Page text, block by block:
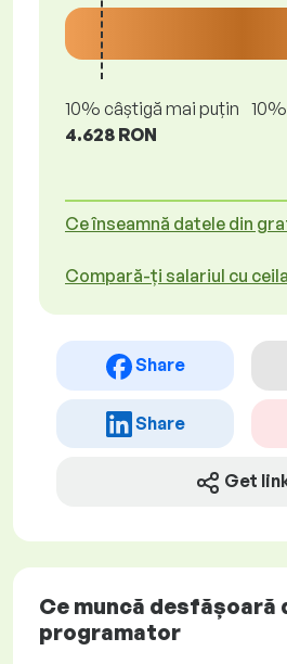
10% câștigă mai puțin
4.628 RON
Ce înseamnă datele din
Compară-ți salariul cu
Share
Share
Get
Ce muncă desfășoară
programator